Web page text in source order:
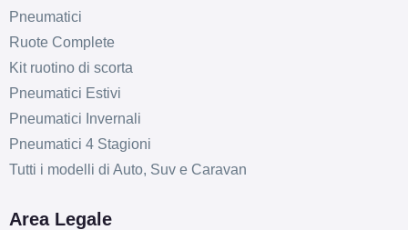
Pneumatici
Ruote Complete
Kit ruotino di scorta
Pneumatici Estivi
Pneumatici Invernali
Pneumatici 4 Stagioni
Tutti i modelli di Auto, Suv e Caravan
Area Legale